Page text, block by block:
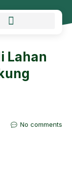
Lahan
No comments